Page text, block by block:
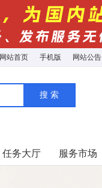
网站首页 手机版 网站公告
任务大厅 服务市场